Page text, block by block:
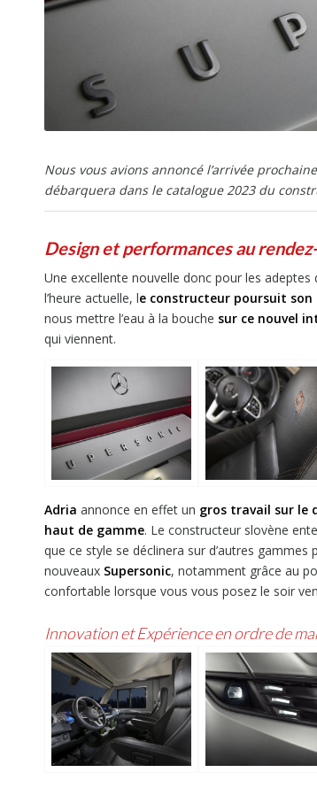
Nous vous avions annoncé l’arrivée
débarquera dans le catalogue 2023 du
Design et performances au
Une excellente nouvelle donc pour les
l’heure actuelle, le constructeur poursuit
nous mettre l’eau à la bouche sur ce nouvel
qui viennent.
Adria annonce en effet un gros travail sur le
haut de gamme. Le constructeur slovène
que ce style se déclinera sur d’autres
nouveaux Supersonic, notamment grâce au
confortable lorsque vous vous posez le soir
Innovation et Expérience en ordre de